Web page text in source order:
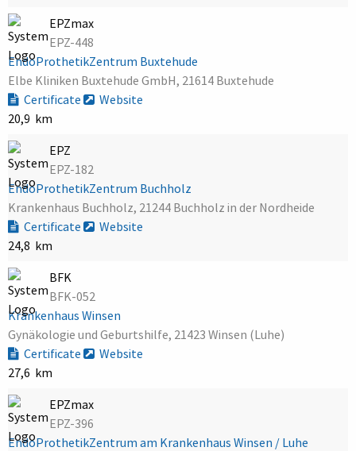
EPZmax
EPZ-448
EndoProthetikZentrum Buxtehude
Elbe Kliniken Buxtehude GmbH, 21614 Buxtehude
Certificate
Website
20,9 km
EPZ
EPZ-182
EndoProthetikZentrum Buchholz
Krankenhaus Buchholz, 21244 Buchholz in der Nordheide
Certificate
Website
24,8 km
BFK
BFK-052
Krankenhaus Winsen
Gynäkologie und Geburtshilfe, 21423 Winsen (Luhe)
Certificate
Website
27,6 km
EPZmax
EPZ-396
EndoProthetikZentrum am Krankenhaus Winsen / Luhe